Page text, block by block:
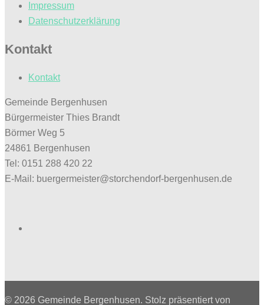
Impressum
Datenschutzerklärung
Kontakt
Kontakt
Gemeinde Bergenhusen
Bürgermeister Thies Brandt
Börmer Weg 5
24861 Bergenhusen
Tel: 0151 288 420 22
E-Mail: buergermeister@storchendorf-bergenhusen.de
© 2026 Gemeinde Bergenhusen. Stolz präsentiert von